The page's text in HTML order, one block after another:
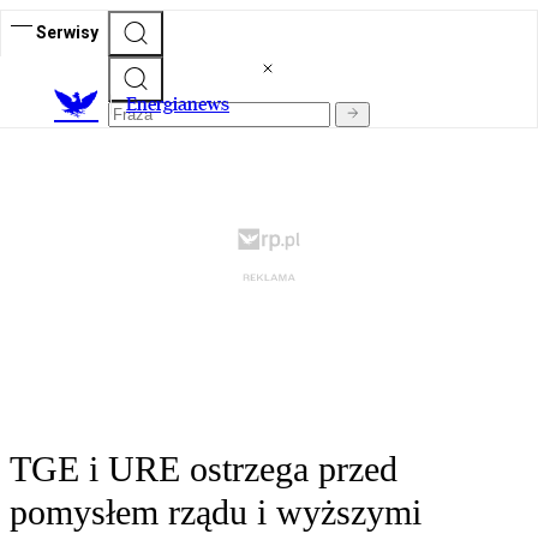
Serwisy
Energianews
TGE i URE ostrzega przed
pomysłem rządu i wyższymi